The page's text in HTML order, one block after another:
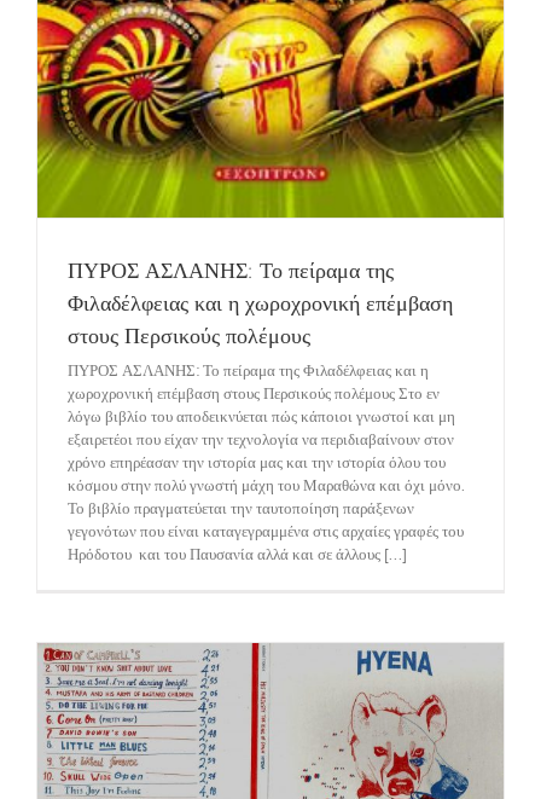
ΠΥΡΟΣ ΑΣΛΑΝΗΣ: Το πείραμα της
Φιλαδέλφειας και η χωροχρονική επέμβαση
στους Περσικούς πολέμους
ΠΥΡΟΣ ΑΣΛΑΝΗΣ: Το πείραμα της Φιλαδέλφειας και η
χωροχρονική επέμβαση στους Περσικούς πολέμους Στο εν
λόγω βιβλίο του αποδεικνύεται πώς κάποιοι γνωστοί και μη
εξαιρετέοι που είχαν την τεχνολογία να περιδιαβαίνουν στον
χρόνο επηρέασαν την ιστορία μας και την ιστορία όλου του
κόσμου στην πολύ γνωστή μάχη του Μαραθώνα και όχι μόνο.
Το βιβλίο πραγματεύεται την ταυτοποίηση παράξενων
γεγονότων που είναι καταγεγραμμένα στις αρχαίες γραφές του
Ηρόδοτου και του Παυσανία αλλά και σε άλλους [...]